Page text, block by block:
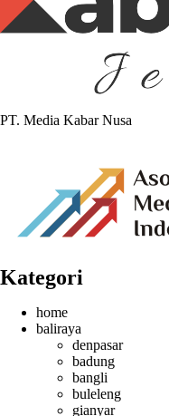
PT. Media Kabar Nusa
Kategori
home
baliraya
denpasar
badung
bangli
buleleng
gianyar